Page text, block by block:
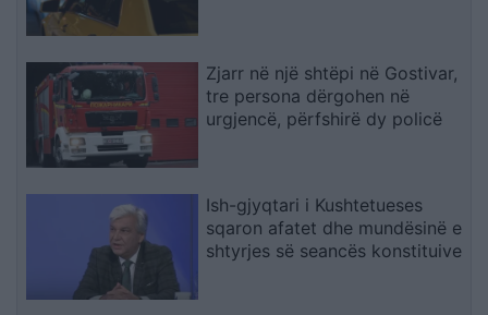
Zjarr në një shtëpi në Gostivar,
tre persona dërgohen në
urgjencë, përfshirë dy policë
Ish-gjyqtari i Kushtetueses
sqaron afatet dhe mundësinë e
shtyrjes së seancës konstituive